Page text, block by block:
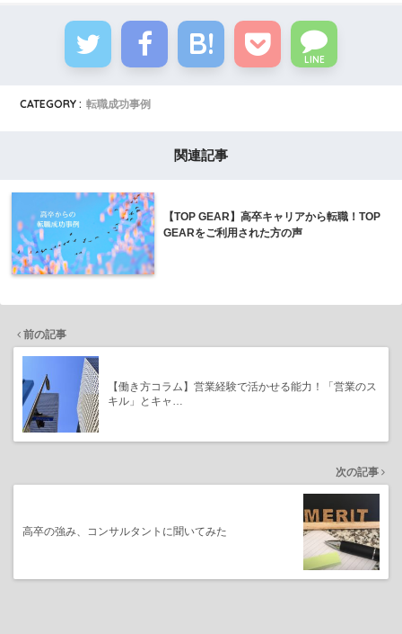
LINE
CATEGORY : 転職成功事例
関連記事
【TOP GEAR】高卒キャリアから転職！TOP
GEARをご利用された方の声
前の記事
【働き方コラム】営業経験で活かせる能力！「営業のス
キル」とキャ…
次の記事
高卒の強み、コンサルタントに聞いてみた